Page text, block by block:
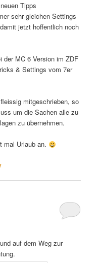
Tipps
sehr gleichen Settings
jetzt hoffentlich noch
der MC 6 Version im ZDF
& Settings vom 7er
mitgeschrieben, so
um die Sachen alle zu
zu übernehmen.
mal Urlaub an.
auf dem Weg zur